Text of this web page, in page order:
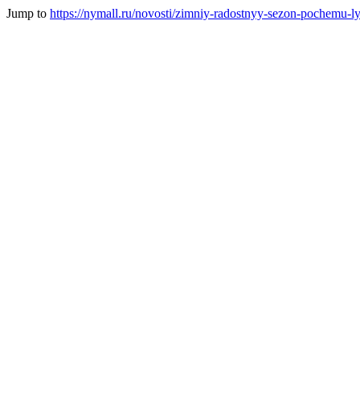
Jump to https://nymall.ru/novosti/zimniy-radostnyy-sezon-pochemu-